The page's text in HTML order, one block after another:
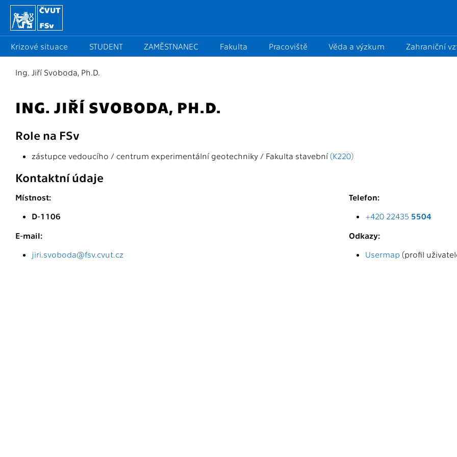
Krizové situace STUDENT ZAMĚSTNANEC Fakulta Pracoviště Věda a výzkum Zahraniční
Ing. Jiří Svoboda, Ph.D.
ING. JIŘÍ SVOBODA, PH.D.
Role na FSv
zástupce vedoucího / centrum experimentální geotechniky / Fakulta stavební(K220)
Kontaktní údaje
Místnost:
D-1106
Telefon:
+420 22435 5504
E-mail:
jiri.svoboda@fsv.cvut.cz
Odkazy:
Usermap (profil